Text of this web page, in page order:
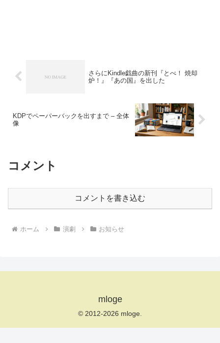
さらにKindle戯曲の新刊『とべ！ 焼却
炉！』『あの国』を出した
KDPでペーパーバックを出すまで – 全体
像
コメント
コメントを書き込む
ホーム 演劇 お知らせ
mloge
© 2012-2026 mloge.